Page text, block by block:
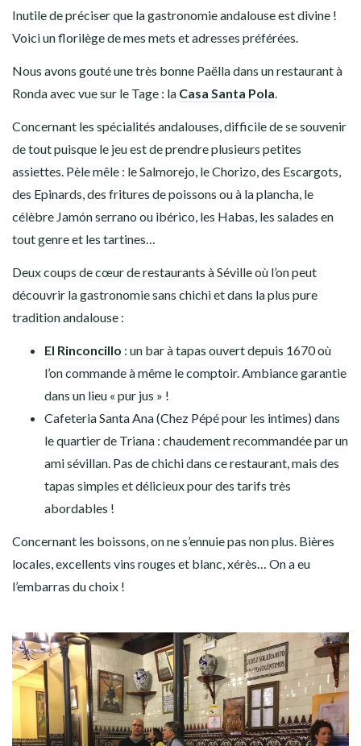
Inutile de préciser que la gastronomie andalouse est divine !
Voici un florilège de mes mets et adresses préférées.
Nous avons gouté une très bonne Paëlla dans un restaurant à
Ronda avec vue sur le Tage : la Casa Santa Pola
Concernant les spécialités andalouses, difficile de se souvenir
de tout puisque le jeu est de prendre plusieurs petites
assiettes. Pèle mêle : le Salmorejo, le Chorizo, des Escargots,
des Epinards, des fritures de poissons ou à la plancha, le
célèbre Jamón serrano ou ibérico, les Habas, les salades en
tout genre et les tartines…
Deux coups de cœur de restaurants à Séville où l’on peut
découvrir la gastronomie sans chichi et dans la plus pure
tradition andalouse :
El Rinconcillo : un bar à tapas ouvert depuis 1670 où
l’on commande à même le comptoir. Ambiance garantie
dans un lieu « pur jus » !
Cafeteria Santa Ana (Chez Pépé pour les intimes) dans
le quartier de Triana : chaudement recommandée par un
ami sévillan. Pas de chichi dans ce restaurant, mais des
tapas simples et délicieux pour des tarifs très
abordables !
Concernant les boissons, on ne s’ennuie pas non plus. Bières
locales, excellents vins rouges et blanc, xérès… On a eu
l’embarras du choix !